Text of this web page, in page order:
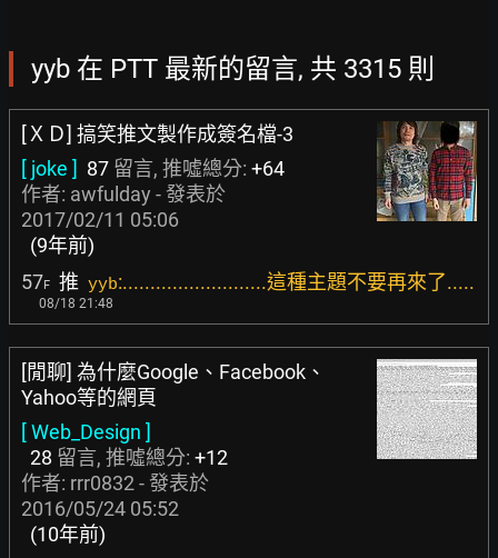
yyb 在 PTT 最新的留言, 共 3315 則
[ＸＤ] 搞笑推文製作成簽名檔-3
[ joke ] 87 留言, 推噓總分: +64
作者: awfulday - 發表於
2017/02/11 05:06
(9年前)
57F 推 yyb:..........................這種主題不要再來了.....
08/18 21:48
[閒聊] 為什麼Google、Facebook、
Yahoo等的網頁
[ Web_Design ]
28 留言, 推噓總分: +12
作者: rrr0832 - 發表於
2016/05/24 05:52
(10年前)